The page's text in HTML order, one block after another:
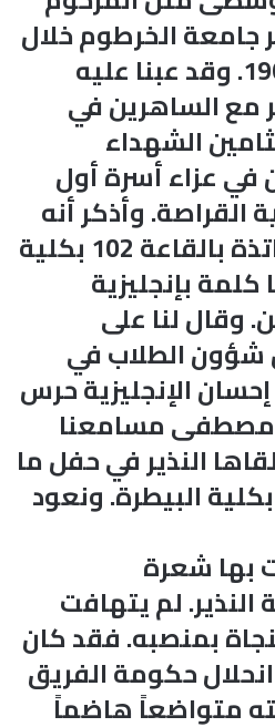
جامعة الخرطوم خلال
انتفاضة أكتوبر 1964. وقد عبنا عليه
مع الساهرين في
الشهداء
في عزاء أسرة أول
القراصة. وأذكر أنه
اجتمع بأسرة الأساتذة بالقاعة 102 بكلية
كلمة بإنجليزية
وقال لنا على
الطلاب في
الإنجليزية حرس
مصطفى مسامعنا
النذير في حفل ما
البيطرة. ونعود
بها شعرة
لم يتهافت
بمنصبه. فقد كان
حكومة الفريق
متواضعاً هاضماً